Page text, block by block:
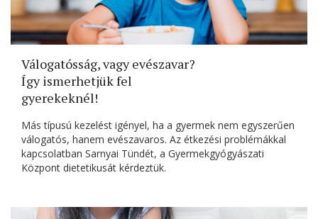
Válogatósság, vagy evészavar?
Így ismerhetjük fel
gyerekeknél!
Más típusú kezelést igényel, ha a gyermek nem egyszerűen
válogatós, hanem evészavaros. Az étkezési problémákkal
kapcsolatban Sarnyai Tündét, a Gyermekgyógyászati
Központ dietetikusát kérdeztük.